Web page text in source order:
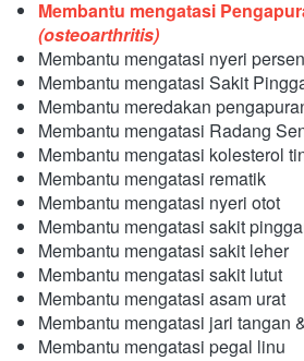
(osteoarthritis)
Membantu mengatasi nyeri
Membantu mengatasi Sakit
Membantu meredakan
Membantu mengatasi Radang
Membantu mengatasi kolesterol
Membantu mengatasi rematik
Membantu mengatasi nyeri otot
Membantu mengatasi sakit
Membantu mengatasi sakit leher
Membantu mengatasi sakit lutut
Membantu mengatasi asam urat
Membantu mengatasi jari tangan
Membantu mengatasi pegal linu